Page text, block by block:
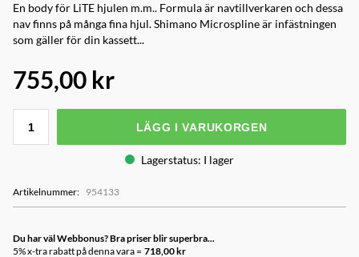
En body för LiTE hjulen m.m.. Formula är navtillverkaren och dessa
nav finns på många fina hjul. Shimano Microspline är infästningen
som gäller för din kassett...
755,00 kr
LÄGG I VARUKORGEN
Lagerstatus: I lager
Artikelnummer: 954133
Du har väl Webbonus? Bra priser blir superbra...
5% x-tra rabatt på denna vara = 718,00 kr